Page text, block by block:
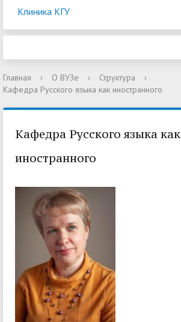
Клиника КГУ
Главная › О ВУЗе › Структура
›
Кафедра Русского языка как иностранного
Кафедра Русского языка как
иностранного